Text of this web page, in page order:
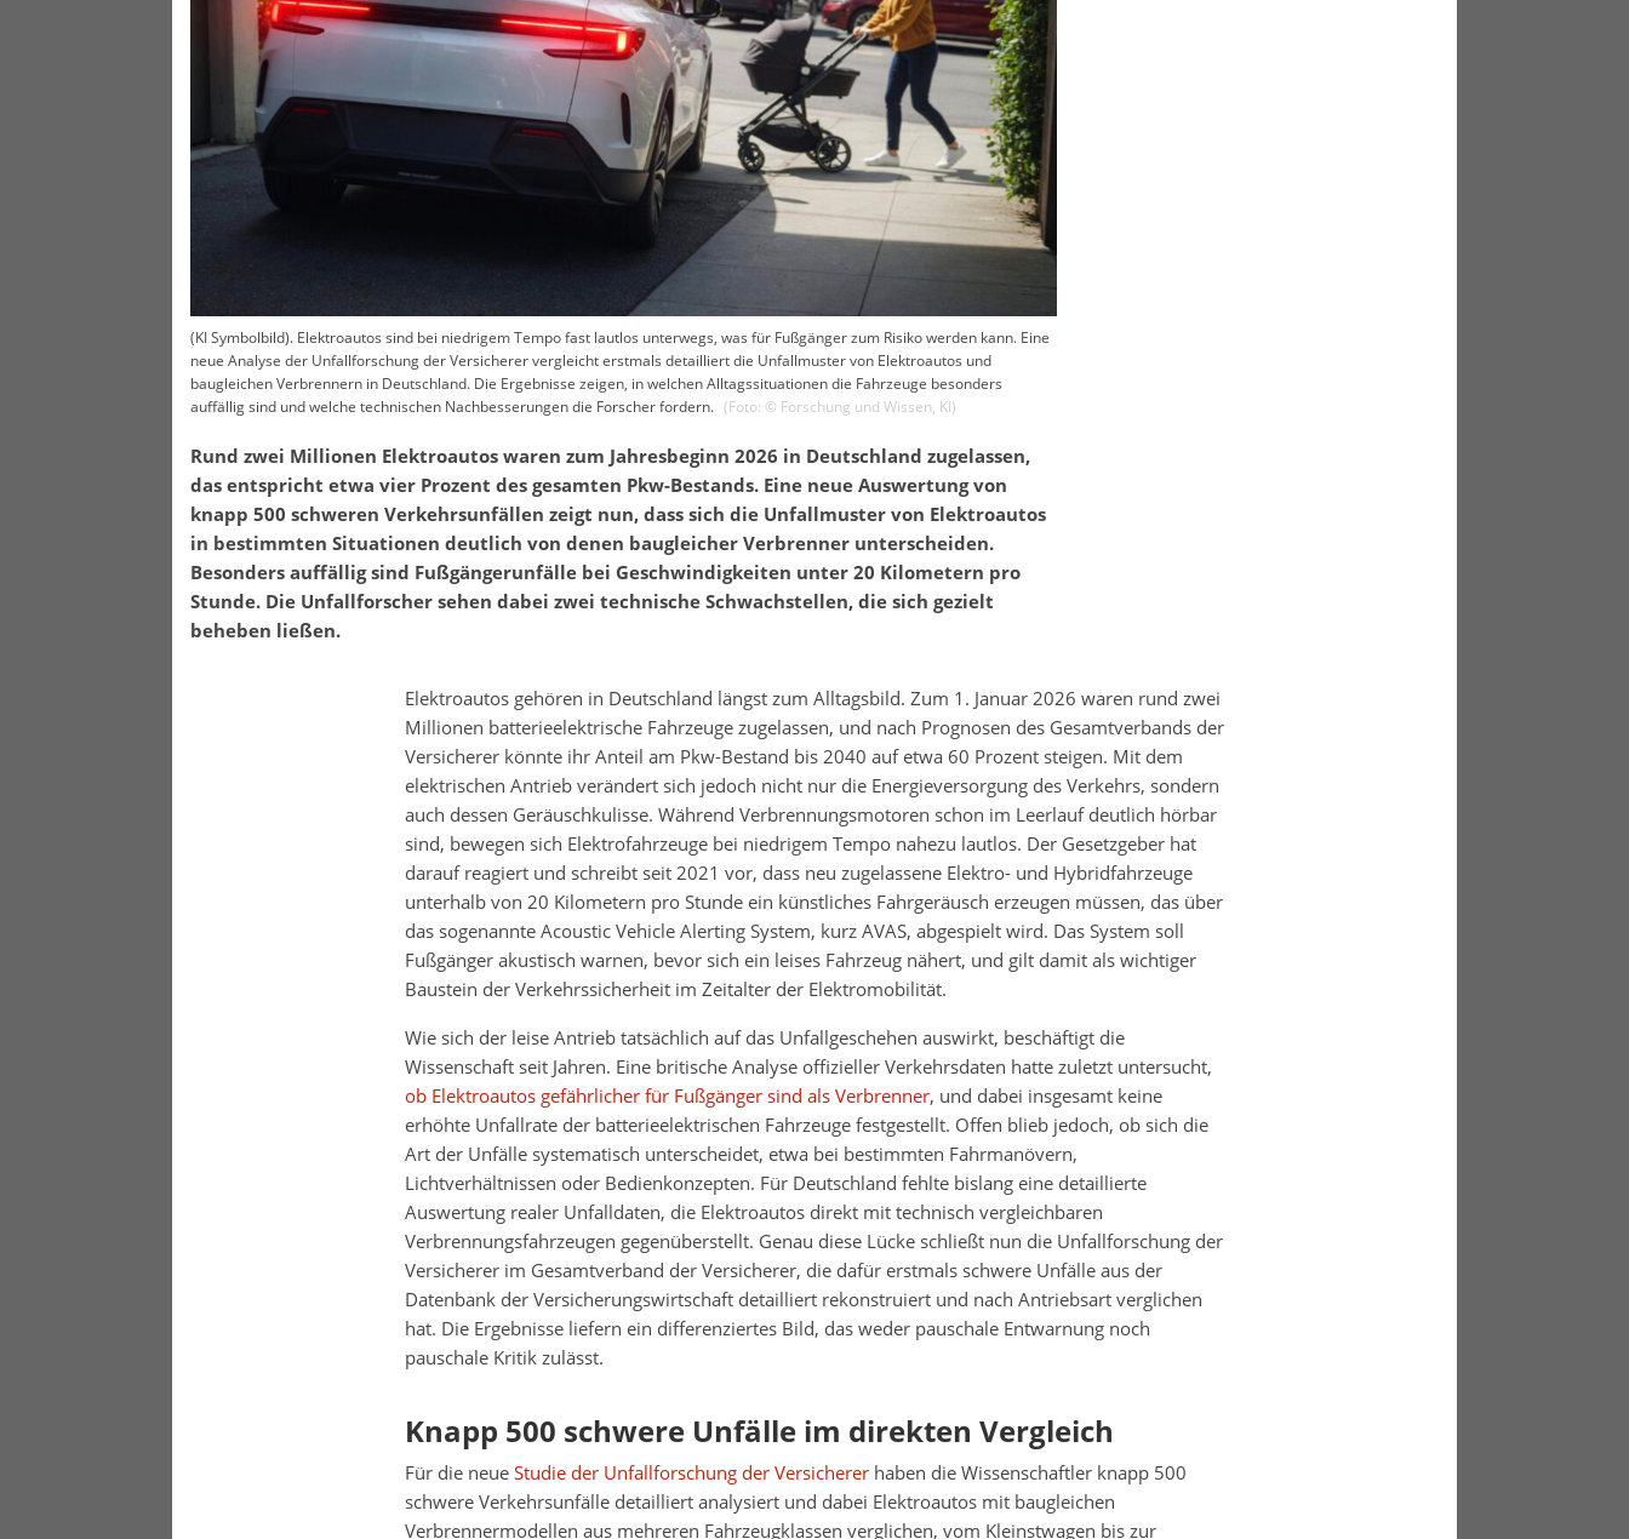
(KI Symbolbild). Elektroautos sind bei niedrigem Tempo fast lautlos unterwegs, was für Fußgänger zum Risiko werden kann. Eine
neue Analyse der Unfallforschung der Versicherer vergleicht erstmals detailliert die Unfallmuster von Elektroautos und
baugleichen Verbrennern in Deutschland. Die Ergebnisse zeigen, in welchen Alltagssituationen die Fahrzeuge besonders
auffällig sind und welche technischen Nachbesserungen die Forscher fordern. (Foto: © Forschung und Wissen, KI)
Rund zwei Millionen Elektroautos waren zum Jahresbeginn 2026 in Deutschland zugelassen,
das entspricht etwa vier Prozent des gesamten Pkw-Bestands. Eine neue Auswertung von
knapp 500 schweren Verkehrsunfällen zeigt nun, dass sich die Unfallmuster von Elektroautos
in bestimmten Situationen deutlich von denen baugleicher Verbrenner unterscheiden.
Besonders auffällig sind Fußgängerunfälle bei Geschwindigkeiten unter 20 Kilometern pro
Stunde. Die Unfallforscher sehen dabei zwei technische Schwachstellen, die sich gezielt
beheben ließen.
Elektroautos gehören in Deutschland längst zum Alltagsbild. Zum 1. Januar 2026 waren rund zwei
Millionen batterieelektrische Fahrzeuge zugelassen, und nach Prognosen des Gesamtverbands der
Versicherer könnte ihr Anteil am Pkw-Bestand bis 2040 auf etwa 60 Prozent steigen. Mit dem
elektrischen Antrieb verändert sich jedoch nicht nur die Energieversorgung des Verkehrs, sondern
auch dessen Geräuschkulisse. Während Verbrennungsmotoren schon im Leerlauf deutlich hörbar
sind, bewegen sich Elektrofahrzeuge bei niedrigem Tempo nahezu lautlos. Der Gesetzgeber hat
darauf reagiert und schreibt seit 2021 vor, dass neu zugelassene Elektro- und Hybridfahrzeuge
unterhalb von 20 Kilometern pro Stunde ein künstliches Fahrgeräusch erzeugen müssen, das über
das sogenannte Acoustic Vehicle Alerting System, kurz AVAS, abgespielt wird. Das System soll
Fußgänger akustisch warnen, bevor sich ein leises Fahrzeug nähert, und gilt damit als wichtiger
Baustein der Verkehrssicherheit im Zeitalter der Elektromobilität.
Wie sich der leise Antrieb tatsächlich auf das Unfallgeschehen auswirkt, beschäftigt die
Wissenschaft seit Jahren. Eine britische Analyse offizieller Verkehrsdaten hatte zuletzt untersucht,
ob Elektroautos gefährlicher für Fußgänger sind als Verbrenner, und dabei insgesamt keine
erhöhte Unfallrate der batterieelektrischen Fahrzeuge festgestellt. Offen blieb jedoch, ob sich die
Art der Unfälle systematisch unterscheidet, etwa bei bestimmten Fahrmanövern,
Lichtverhältnissen oder Bedienkonzepten. Für Deutschland fehlte bislang eine detaillierte
Auswertung realer Unfalldaten, die Elektroautos direkt mit technisch vergleichbaren
Verbrennungsfahrzeugen gegenüberstellt. Genau diese Lücke schließt nun die Unfallforschung der
Versicherer im Gesamtverband der Versicherer, die dafür erstmals schwere Unfälle aus der
Datenbank der Versicherungswirtschaft detailliert rekonstruiert und nach Antriebsart verglichen
hat. Die Ergebnisse liefern ein differenziertes Bild, das weder pauschale Entwarnung noch
pauschale Kritik zulässt.
Knapp 500 schwere Unfälle im direkten Vergleich
Für die neueStudie der Unfallforschung der Versichererhaben die Wissenschaftler knapp 500
schwere Verkehrsunfälle detailliert analysiert und dabei Elektroautos mit baugleichen
Verbrennermodellen aus mehreren Fahrzeugklassen verglichen, vom Kleinstwagen bis zur